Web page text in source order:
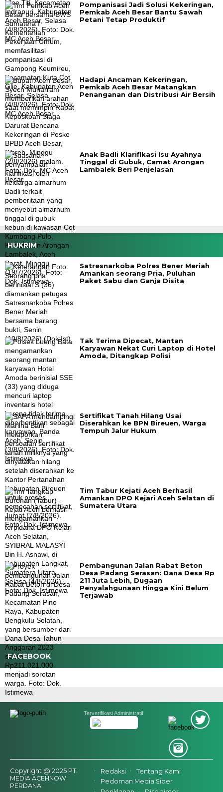
Pompanisasi Jadi Solusi Kekeringan,
Pemkab Aceh Besar Bantu Sawah
Petani Tetap Produktif
Hadapi Ancaman Kekeringan,
Pemkab Aceh Besar Matangkan
Penanganan dan Distribusi Air Bersih
Anak Badli Klarifikasi Isu Ayahnya
Tinggal di Gubuk, Camat Arongan
Lambalek Beri Penjelasan
HUKRIM
Satresnarkoba Polres Bener Meriah
Amankan seorang Pria, Puluhan
Paket Sabu dan Ganja Disita
Tak Terima Dipecat, Mantan
Karyawan Nekat Curi Laptop di Hotel
Amoda, Ditangkap Polisi
Sertifikat Tanah Hilang Usai
Diserahkan ke BPN Bireuen, Warga
Tempuh Jalur Hukum
Tim Tabur Kejati Aceh Berhasil
Amankan DPO Kejari Aceh Selatan di
Sumatera Utara
Pembangunan Jalan Rabat Beton
Desa Padang Serasan: Dana Desa Rp
211 Juta Lebih, Dugaan
Penyalahgunaan Hingga Kini Belum
Terjawab
FACEBOOK
Terverifikasi Administratif
Copyright @ 2025 PT.
MEDIA ACEHNOW
PERDANA
Redaksi
Tentang Kami
Pedoman Media Siber